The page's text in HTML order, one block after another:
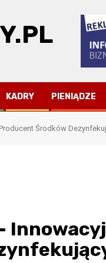
KADRY PIENIĄDZE
Środków